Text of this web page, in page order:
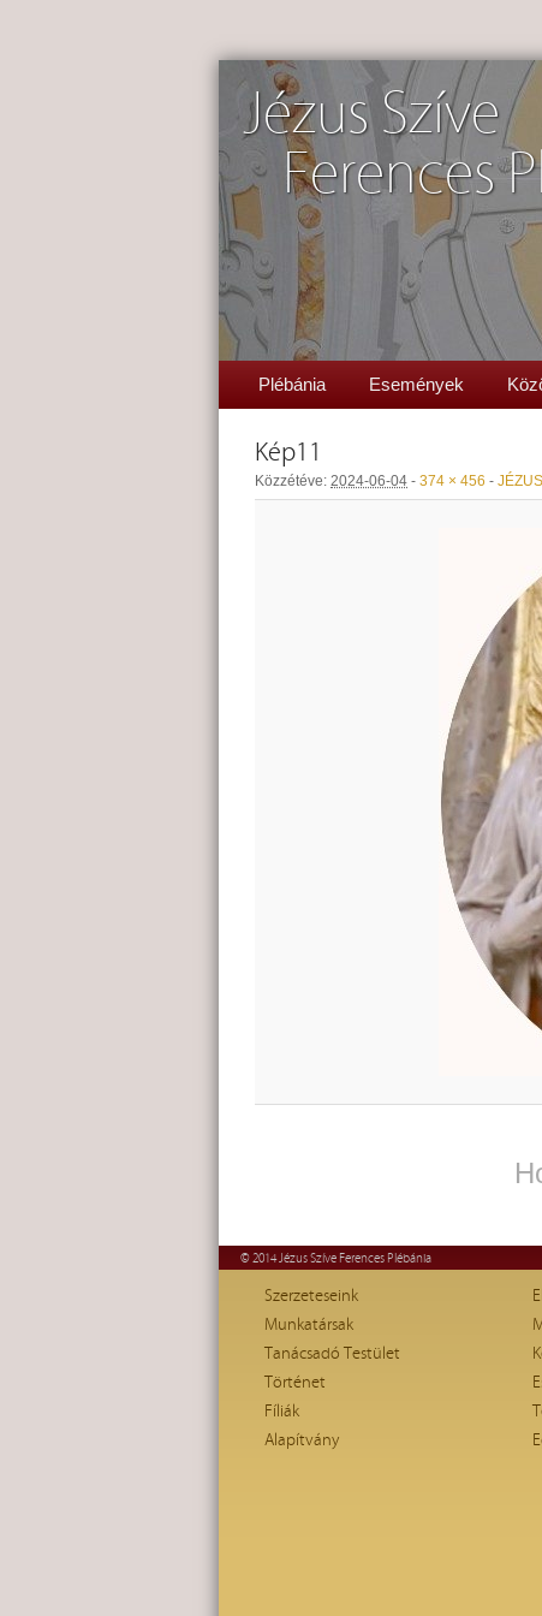
Jézus Szíve
Ferences
Plébánia Események
Kép11
Közzétéve: 2024-06-04 - 374 × 456 -
© 2014 Jézus Szíve Ferences Plébánia
Szerzeteseink
Munkatársak
Tanácsadó Testület
Történet
Fíliák
Alapítvány